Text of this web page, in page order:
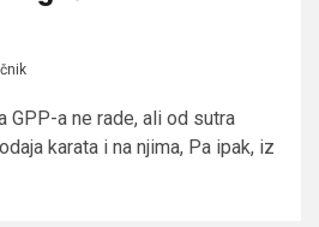
GPP-a ne rade, ali od sutra
karata i na njima, Pa ipak, iz